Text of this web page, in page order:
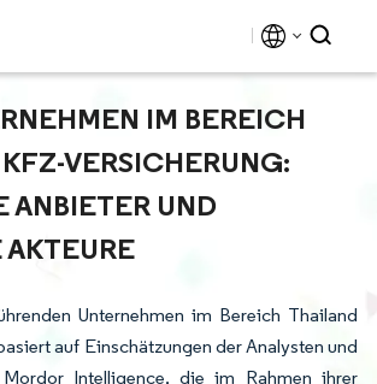
IM BEREICH
VERSICHERUNG:
ANBIETER UND
Unternehmen im Bereich Thailand
auf Einschätzungen der Analysten und
Intelligence, die im Rahmen ihrer